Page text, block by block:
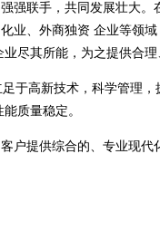
强联手，共同发展壮大。
业、外商独资 企业等领
尽其所能，为之提供合理
于高新技术，科学管理
质量稳定。
户提供综合的、专业现